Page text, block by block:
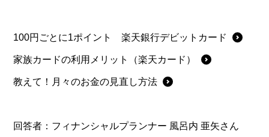
100円ごとに1ポイント 楽天銀行デビットカード
家族カードの利用メリット（楽天カード）
教えて！月々のお金の見直し方法
回答者： フィナンシャルプランナー 風呂内 亜矢さん